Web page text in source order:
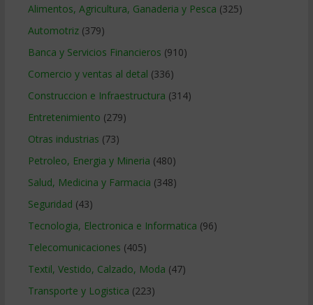
Alimentos, Agricultura, Ganaderia y Pesca (325)
Automotriz(379)
Banca y Servicios Financieros (910)
Comercio y ventas al detal (336)
Construccion e Infraestructura (314)
Entretenimiento (279)
Otras industrias (73)
Petroleo, Energia y Mineria (480)
Salud, Medicina y Farmacia (348)
Seguridad (43)
Tecnologia, Electronica e Informatica (96)
Telecomunicaciones (405)
Textil, Vestido, Calzado, Moda (47)
Transporte y Logistica (223)